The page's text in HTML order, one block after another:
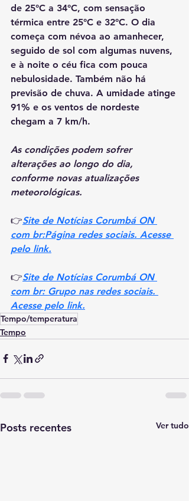
de 25°C a 34°C, com sensação
térmica entre 25°C e 32°C. O dia
começa com névoa ao amanhecer,
seguido de sol com algumas nuvens,
e à noite o céu fica com pouca
nebulosidade. Também não há
previsão de chuva. A umidade atinge
91% e os ventos de nordeste
chegam a 7 km/h.
As condições podem sofrer
alterações ao longo do dia,
conforme novas atualizações
meteorológicas.
👉Site de Notícias Corumbá ON
com br:Página redes sociais. Acesse
pelo link.
👉Site de Notícias Corumbá ON
com br: Grupo nas redes sociais.
Acesse pelo link.
Tempo/temperatura
Tempo
Posts recentes Ver tudo